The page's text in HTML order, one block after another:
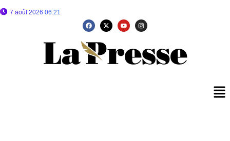
7 août 2026 06:21